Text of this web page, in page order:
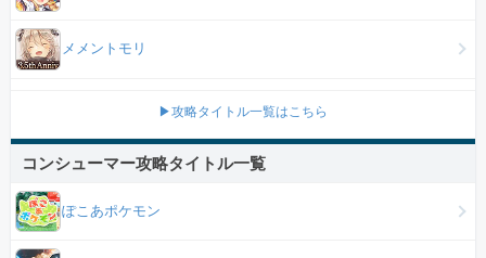
メメントモリ
▶攻略タイトル一覧はこちら
コンシューマー攻略タイトル一覧
ぽこあポケモン